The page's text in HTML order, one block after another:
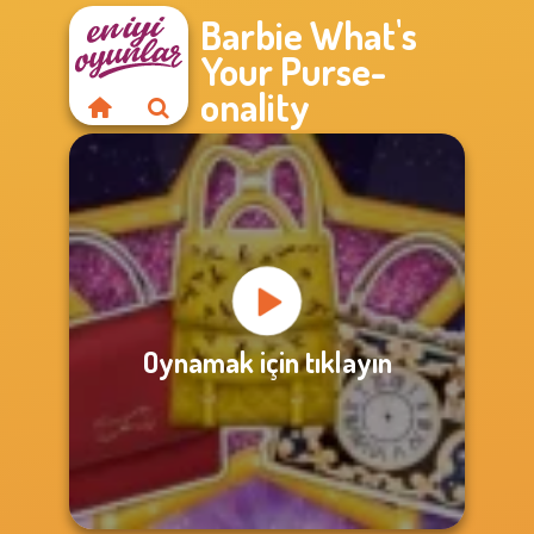
Barbie What's
Your Purse-
onality
Oynamak için tıklayın